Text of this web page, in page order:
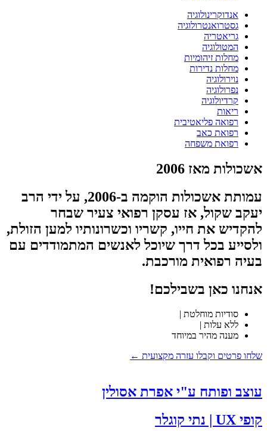
אנדוקרינולוגיה
גסטרואנטרולוגיה
גריאטריה
המטולוגיה
מחלות זיהומיות
מחלות נדירות
נוירולוגיה
נפרולוגיה
קרדיולוגיה
ריאות
רפואה פליאטיבית
רפואת כאב
רפואת משפחה
אשכולות מאז 2006
עמותת אשכולות הוקמה ב-2006, על ידי הרב
יעקב שקול, אז עסקן רפואי צעיר שבחר
להקדיש את חייו, קשריו וכשרונותיו למען הזולת,
ולסייע בכל דרך שיוכל לאנשים המתמודדים עם
בעיה רפואית מורכבת.
אנחנו כאן בשבילכם!
סודיות מוחלטת |
ללא עלות |
מענה מהיר במיוחד
שלחו פרטים וקבלו עזרה מקצועית ←
עוצב ופותח ע"י אפרת אסולין
קופי UX | נתי קוגלר